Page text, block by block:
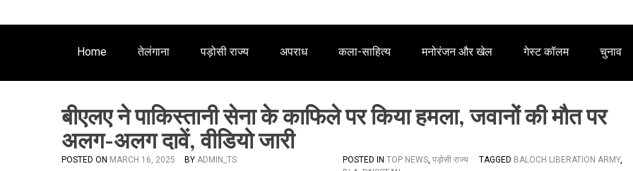
e
Home तेलंगाना पड़ोसी राज्य अपराध कला-साहित्य मनोरंजन और खेल गेस्ट कॉलम चुनाव
बीएलए ने पाकिस्तानी सेना के काफिले पर किया हमला, जवानों की मौत पर
अलग-अलग दावें, वीडियो जारी
POSTED ON MARCH 16, 2025 BY ADMIN_TS POSTED IN TOP NEWS, पड़ोसी राज्य TAGGED BALOCH LIBERATION ARMY,